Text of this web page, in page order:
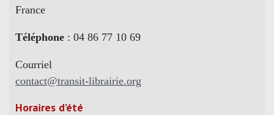
France
Téléphone : 04 86 77 10 69
Courriel
contact@transit-librairie.org
Horaires d’été